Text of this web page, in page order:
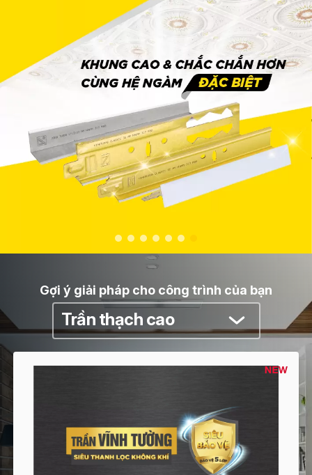
Gợi ý giải pháp cho công trình của bạn
Trần thạch cao